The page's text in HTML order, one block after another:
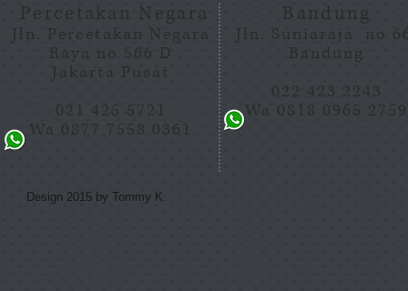
Percetakan Negara
Jln. Percetakan Negara
Raya no 566 D
Jakarta Pusat
021 425 5721
Wa 0877 7558 0361
Bandung
Jln. Suniaraja no
Bandung
022 423 2243
Wa 0818 0965 2759
Design 2015 by Tommy K.